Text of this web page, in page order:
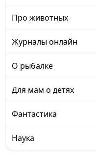
Про животных
Журналы онлайн
О рыбалке
Для мам о детях
Фантастика
Наука